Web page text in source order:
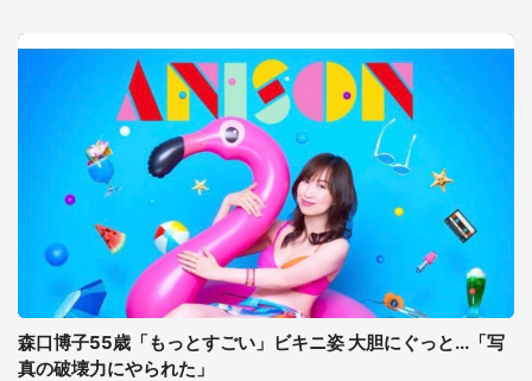
森口博子55歳「もっとすごい」ビキニ姿 大胆にぐっと...「写
真の破壊力にやられた」